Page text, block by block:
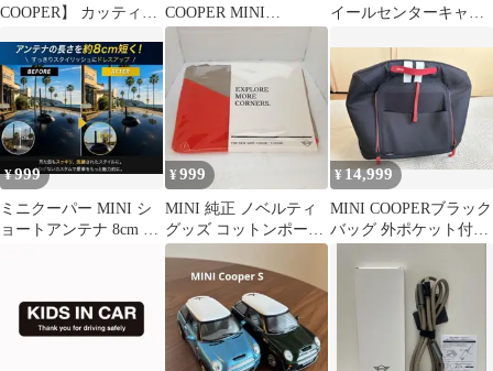
COOPER】 カッティン COOPER MINI
MANIA 帽子
イールセンターキャッ
¥999
ミニクーパー MINI シ
ョートアンテナ 8cm ブ
¥999
MINI 純正 ノベルティ
グッズ コットンポーチ
ツートンカラー 新品 未
開封
¥14,999
MINI COOPERブラック
バッグ 外ポケット付き